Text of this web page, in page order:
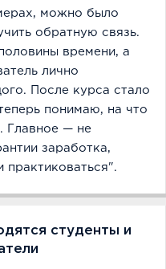
можно было
обратную связь.
времени, а
лично
После курса стало
понимаю, на что
Главное — не
заработка,
практиковаться".
студенты и